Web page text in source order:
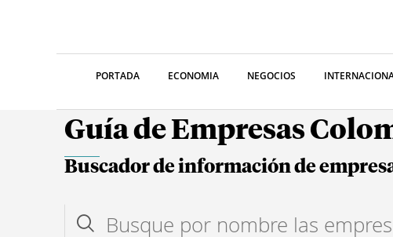
PORTADA ECONOMIA NEGOCIOS
Guía de Empresas
Buscador de información de